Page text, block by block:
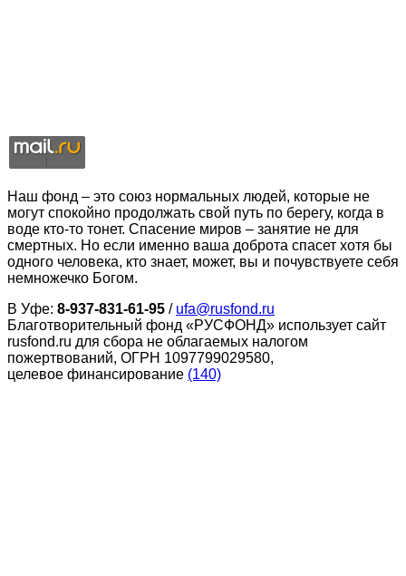
Наш фонд – это союз нормальных людей, которые не
могут спокойно продолжать свой путь по берегу, когда в
воде кто-то тонет. Спасение миров – занятие не для
смертных. Но если именно ваша доброта спасет хотя бы
одного человека, кто знает, может, вы и почувствуете себя
немножечко Богом.
В Уфе: 8-937-831-61-95 / ufa@rusfond.ru
Благотворительный фонд «РУСФОНД» использует сайт
rusfond.ru для сбора не облагаемых налогом
пожертвований, ОГРН 1097799029580,
целевое финансирование (140)